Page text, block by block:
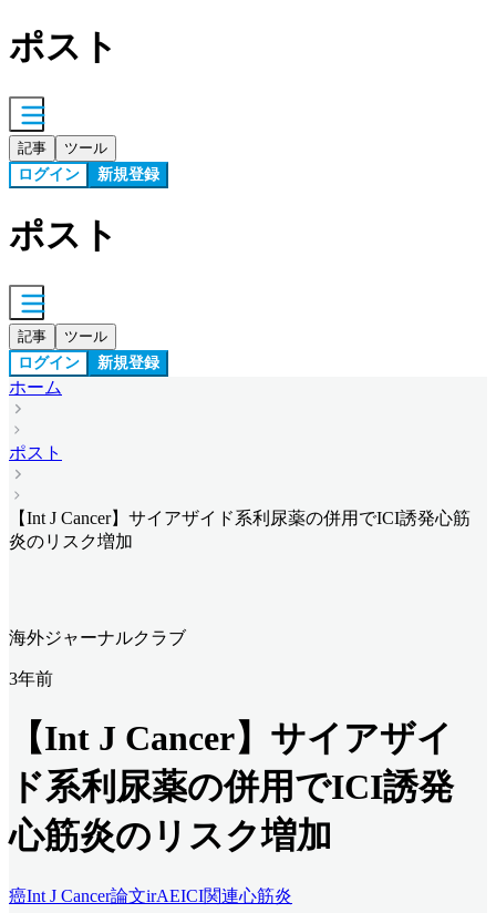
ポスト
記事 ツール
ログイン 新規登録
ポスト
記事 ツール
ログイン 新規登録
ホーム
ポスト
【Int J Cancer】サイアザイド系利尿薬の併用でICI誘発心筋
炎のリスク増加
海外ジャーナルクラブ
3年前
【Int J Cancer】サイアザイ
ド系利尿薬の併用でICI誘発
心筋炎のリスク増加
癌Int J Cancer論文irAEICI関連心筋炎